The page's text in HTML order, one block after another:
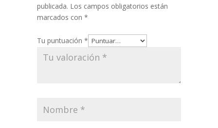
publicada. Los campos obligatorios están
marcados con *
Tu puntuación *